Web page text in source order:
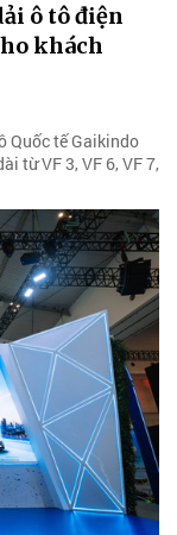
ô tô điện
khách
Quốc tế Gaikindo
từ VF 3, VF 6, VF 7,